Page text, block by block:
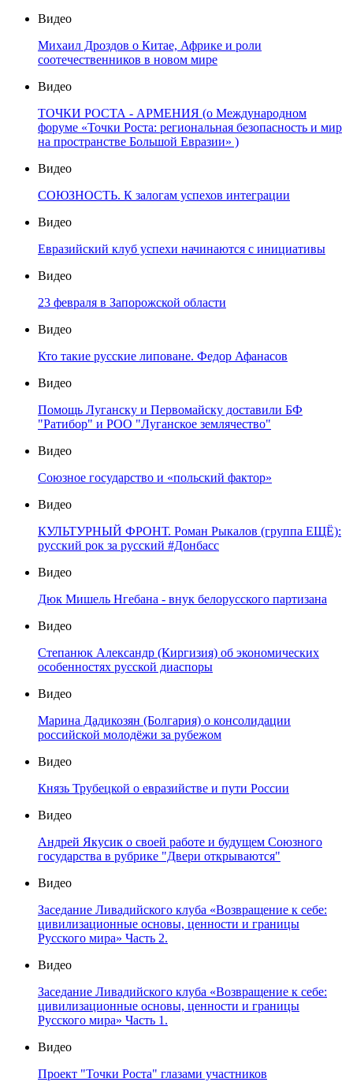
Видео
Михаил Дроздов о Китае, Африке и роли
соотечественников в новом мире
Видео
ТОЧКИ РОСТА - АРМЕНИЯ (о Международном
форуме «Точки Роста: региональная безопасность и мир
на пространстве Большой Евразии» )
Видео
СОЮЗНОСТЬ. К залогам успехов интеграции
Видео
Евразийский клуб успехи начинаются с инициативы
Видео
23 февраля в Запорожской области
Видео
Кто такие русские липоване. Федор Афанасов
Видео
Помощь Луганску и Первомайску доставили БФ
"Ратибор" и РОО "Луганское землячество"
Видео
Союзное государство и «польский фактор»
Видео
КУЛЬТУРНЫЙ ФРОНТ. Роман Рыкалов (группа ЕЩЁ):
русский рок за русский #Донбасс
Видео
Дюк Мишель Нгебана - внук белорусского партизана
Видео
Степанюк Александр (Киргизия) об экономических
особенностях русской диаспоры
Видео
Марина Дадикозян (Болгария) о консолидации
российской молодёжи за рубежом
Видео
Князь Трубецкой о евразийстве и пути России
Видео
Андрей Якусик о своей работе и будущем Союзного
государства в рубрике "Двери открываются"
Видео
Заседание Ливадийского клуба «Возвращение к себе:
цивилизационные основы, ценности и границы
Русского мира» Часть 2.
Видео
Заседание Ливадийского клуба «Возвращение к себе:
цивилизационные основы, ценности и границы
Русского мира» Часть 1.
Видео
Проект "Точки Роста" глазами участников